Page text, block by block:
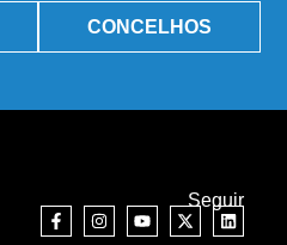
CONCELHOS
Seguir